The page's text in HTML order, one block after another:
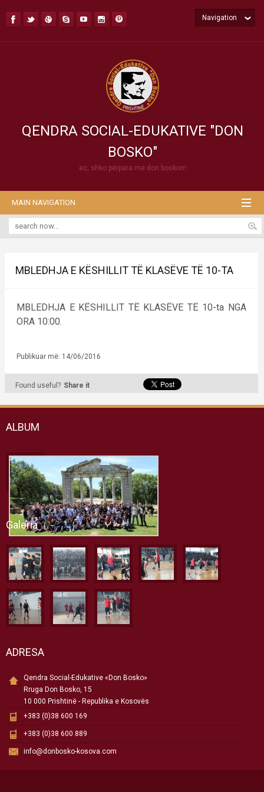
QENDRA SOCIAL-EDUKATIVE "DON
BOSKO"
ec, shko përpara me don boskon!
Navigation
MAIN NAVIGATION
MBLEDHJA E KËSHILLIT TË KLASËVE TË 10-TA
MBLEDHJA E KËSHILLIT TË KLASËVE TË 10-ta NGA
ORA 10:00.
Publikuar më: 14/06/2016
Found useful? Share it
ALBUM
Galeria
ADRESA
Qendra Social-Edukative «Don Bosko»
Rruga Don Bosko, 15
10 000 Prishtinë - Republika e Kosovës
+383 (0)38 600 169
+383 (0)38 600 889
info@donbosko-kosova.com